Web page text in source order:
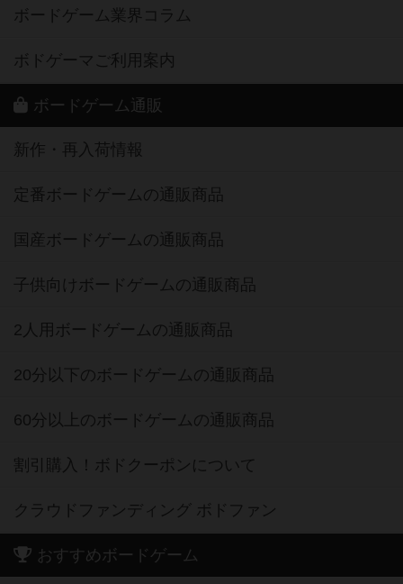
ボードゲーム業界コラム
ボドゲーマご利用案内
ボードゲーム通販
新作・再入荷情報
定番ボードゲームの通販商品
国産ボードゲームの通販商品
子供向けボードゲームの通販商品
2人用ボードゲームの通販商品
20分以下のボードゲームの通販商品
60分以上のボードゲームの通販商品
割引購入！ボドクーポンについて
クラウドファンディング ボドファン
おすすめボードゲーム